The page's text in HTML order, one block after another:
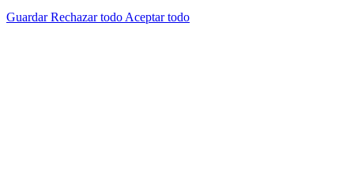
GuardarRechazar todo Aceptar todo